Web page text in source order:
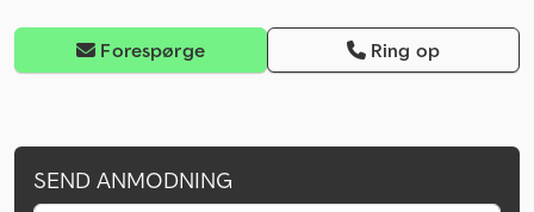
Forespørge Ring op
SEND ANMODNING